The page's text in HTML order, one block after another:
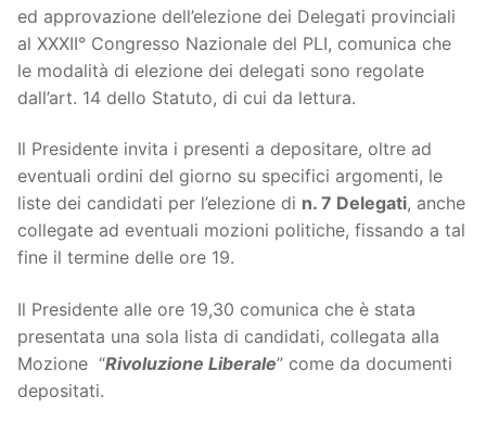
ed approvazione dell’elezione dei Delegati provinciali
al XXXII° Congresso Nazionale del PLI, comunica che
le modalità di elezione dei delegati sono regolate
dall’art. 14 dello Statuto, di cui da lettura.
Il Presidente invita i presenti a depositare, oltre ad
eventuali ordini del giorno su specifici argomenti, le
liste dei candidati per l’elezione di n. 7 Delegati, anche
collegate ad eventuali mozioni politiche, fissando a tal
fine il termine delle ore 19.
Il Presidente alle ore 19,30 comunica che è stata
presentata una sola lista di candidati, collegata alla
Mozione “Rivoluzione Liberale” come da documenti
depositati.